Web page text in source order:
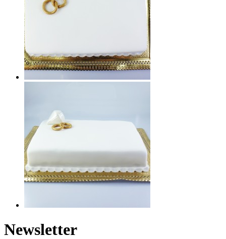
Newsletter